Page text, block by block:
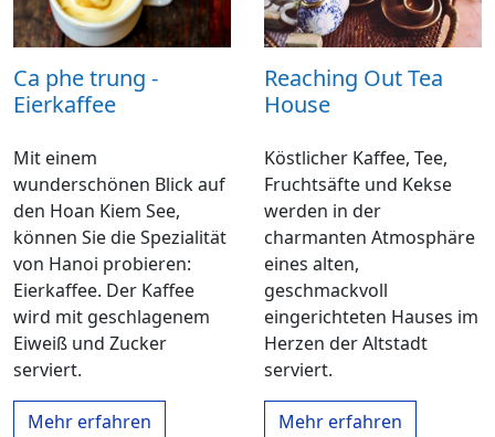
Ca phe trung -
Eierkaffee
Mit einem
wunderschönen Blick auf
den Hoan Kiem See,
können Sie die Spezialität
von Hanoi probieren:
Eierkaffee. Der Kaffee
wird mit geschlagenem
Eiweiß und Zucker
serviert.
Mehr erfahren
Reaching Out Tea
House
Köstlicher Kaffee, Tee,
Fruchtsäfte und Kekse
werden in der
charmanten Atmosphäre
eines alten,
geschmackvoll
eingerichteten Hauses im
Herzen der Altstadt
serviert.
Mehr erfahren